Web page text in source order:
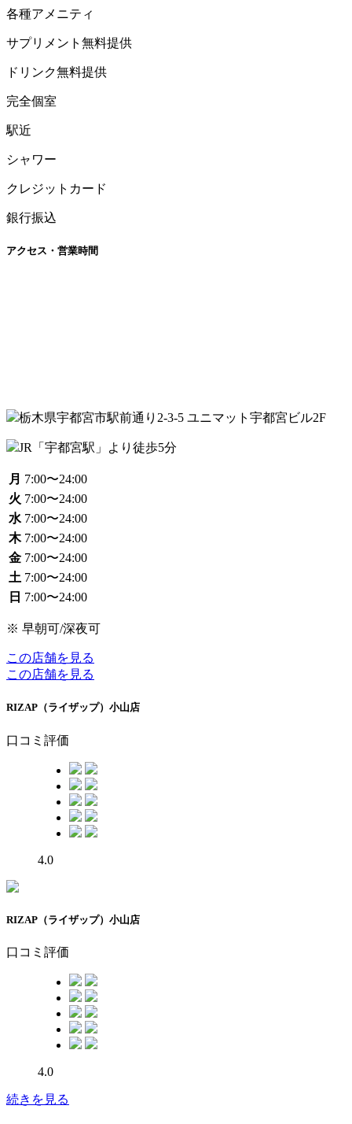
各種アメニティ
サプリメント無料提供
ドリンク無料提供
完全個室
駅近
シャワー
クレジットカード
銀行振込
アクセス・営業時間
栃木県宇都宮市駅前通り2-3-5 ユニマット宇都宮ビル2F
JR「宇都宮駅」より徒歩5分
月 7:00〜24:00
火 7:00〜24:00
水 7:00〜24:00
木 7:00〜24:00
金 7:00〜24:00
土 7:00〜24:00
日 7:00〜24:00
※ 早朝可/深夜可
この店舗を見る
この店舗を見る
RIZAP（ライザップ）小山店
口コミ評価
4.0
RIZAP（ライザップ）小山店
口コミ評価
4.0
続きを見る